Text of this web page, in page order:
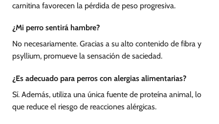
carnitina favorecen la pérdida de peso progresiva.
¿Mi perro sentirá hambre?
No necesariamente. Gracias a su alto contenido de fibra y
psyllium, promueve la sensación de saciedad.
¿Es adecuado para perros con alergias alimentarias?
Sí. Además, utiliza una única fuente de proteína animal, lo
que reduce el riesgo de reacciones alérgicas.